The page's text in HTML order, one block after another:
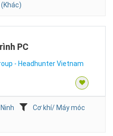
PC
- Headhunter Vietnam
Cơ khí/ Máy móc